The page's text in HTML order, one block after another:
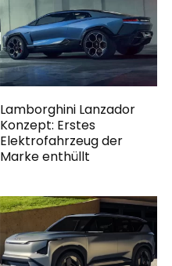
Lamborghini Lanzador
Konzept: Erstes
Elektrofahrzeug der
Marke enthüllt